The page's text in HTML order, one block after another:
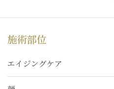
施術部位
エイジングケア